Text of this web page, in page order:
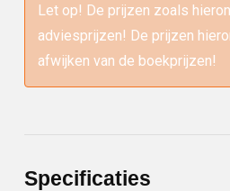
Let op! De prijzen zoals
adviesprijzen! De prijzen
afwijken van de boekprijzen!
Specificaties